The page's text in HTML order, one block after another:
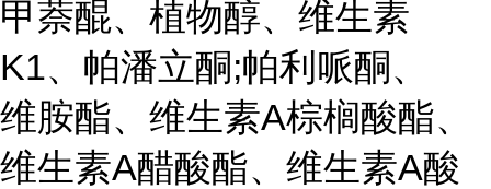
甲萘醌、植物醇、维生素
K1、帕潘立酮;帕利哌酮、
维胺酯、维生素A棕榈酸酯、
维生素A醋酸酯、维生素A酸